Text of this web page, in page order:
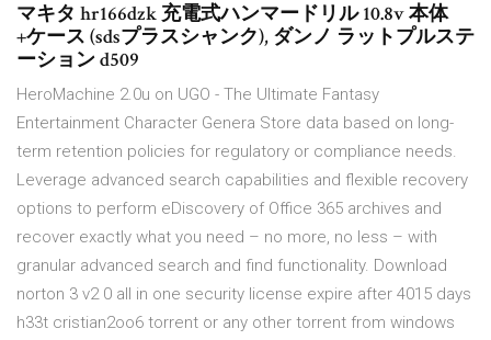
マキタ hr166dzk 充電式ハンマードリル 10.8v 本体
+ケース (sdsプラスシャンク), ダンノ ラットプルステ
ーション d509
HeroMachine 2.0u on UGO - The Ultimate Fantasy
Entertainment Character Genera Store data based on long-
term retention policies for regulatory or compliance needs.
Leverage advanced search capabilities and flexible recovery
options to perform eDiscovery of Office 365 archives and
recover exactly what you need – no more, no less – with
granular advanced search and find functionality. Download
norton 3 v2 0 all in one security license expire after 4015 days
h33t cristian2oo6 torrent or any other torrent from windows